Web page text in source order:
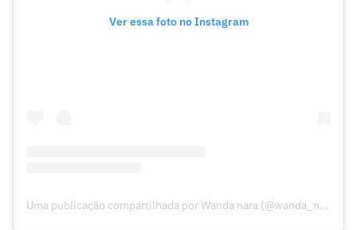
Ver essa foto no Instagram
Uma publicação compartilhada por Wanda nara (@wanda_nara)